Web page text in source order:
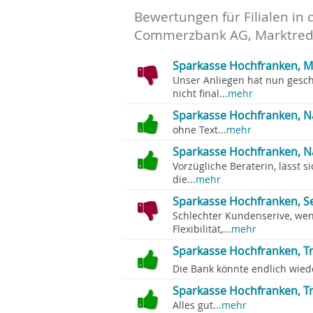
Bewertungen für Filialen in
Commerzbank AG,
Sparkasse Hochfranken,
Unser Anliegen hat nun
nicht final...mehr
Sparkasse Hochfranken,
ohne Text...mehr
Sparkasse Hochfranken,
Vorzügliche Beraterin, lässt
die...mehr
Sparkasse Hochfranken,
Schlechter Kundenserive,
Flexibilität,...mehr
Sparkasse Hochfranken,
Die Bank könnte endlich
Sparkasse Hochfranken,
Alles gut...mehr